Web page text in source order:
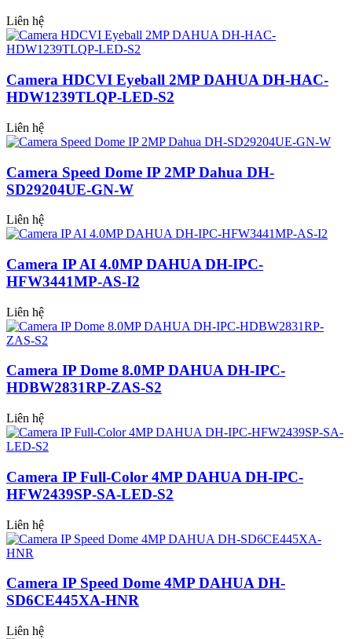
Liên hệ
Camera HDCVI Eyeball 2MP DAHUA DH-HAC-
HDW1239TLQP-LED-S2
Liên hệ
Camera Speed Dome IP 2MP Dahua DH-
SD29204UE-GN-W
Liên hệ
Camera IP AI 4.0MP DAHUA DH-IPC-
HFW3441MP-AS-I2
Liên hệ
Camera IP Dome 8.0MP DAHUA DH-IPC-
HDBW2831RP-ZAS-S2
Liên hệ
Camera IP Full-Color 4MP DAHUA DH-IPC-
HFW2439SP-SA-LED-S2
Liên hệ
Camera IP Speed Dome 4MP DAHUA DH-
SD6CE445XA-HNR
Liên hệ